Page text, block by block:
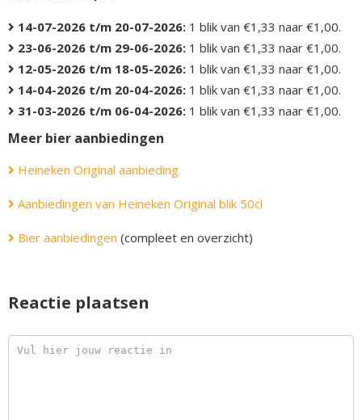
14-07-2026 t/m 20-07-2026: 1 blik van €1,33 naar €1,00.
23-06-2026 t/m 29-06-2026: 1 blik van €1,33 naar €1,00.
12-05-2026 t/m 18-05-2026: 1 blik van €1,33 naar €1,00.
14-04-2026 t/m 20-04-2026: 1 blik van €1,33 naar €1,00.
31-03-2026 t/m 06-04-2026: 1 blik van €1,33 naar €1,00.
Meer bier aanbiedingen
Heineken Original aanbieding
Aanbiedingen van Heineken Original blik 50cl
Bier aanbiedingen (compleet en overzicht)
Reactie plaatsen